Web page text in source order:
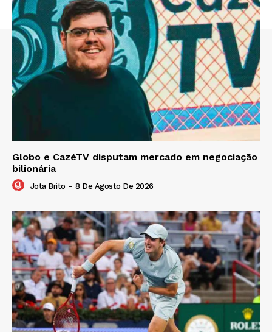
Globo e CazéTV disputam mercado em negociação
bilionária
Jota Brito - 8 De Agosto De 2026